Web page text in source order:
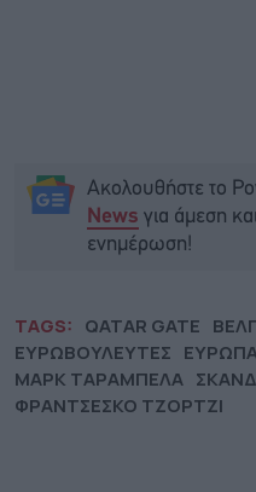
Ακολουθήστε το
News για άμεση
ενημέρωση!
TAGS: QATAR GATE
ΕΥΡΩΒΟΥΛΕΥΤΕΣ
ΜΑΡΚ ΤΑΡΑΜΠΕΛΑ
ΦΡΑΝΤΣΕΣΚΟ ΤΖΟΡΤΖΙ